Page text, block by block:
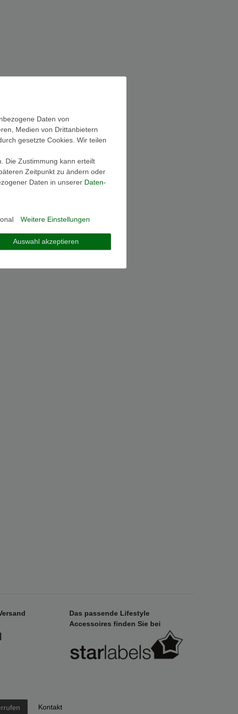
Das passende Lifestyle
Accessoires finden Sie bei
Kontakt
Daten von
Medien von Drittanbietern
gesetzte Cookies. Wir teilen
Die Zustimmung kann erteilt
Zeitpunkt zu ändern oder
Daten in unserer Daten­
Weitere Einstellungen
Auswahl akzeptieren